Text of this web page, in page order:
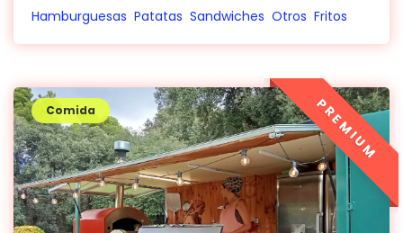
Hamburguesas Patatas Sandwiches Otros Fritos
Comida PREMIUM